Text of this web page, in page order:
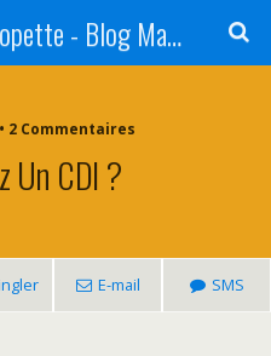
Marinette Saperlipopette - Blog Maman Angers Lifestyle - Ex Expat Montréal
2 Commentaires
Un CDI ?
E-mail SMS